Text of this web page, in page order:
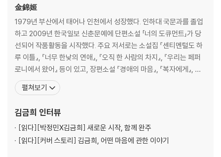
직 생장만을 도모하면서 주어진 상황에서 자신이 할 수 있는 일을 착실히
수행하는 모습을 보여준다.
복잡다단한 인간사에 초연한 채, 무언가를 해치는 일 없이, 각자의 본능적
인 삶의 실천만을 이어가는 식물들이 이룩한 발코니 속 별세계를 묘사하는
김금희의 산문들을 읽다보면 어느새 주어진 현실을 단순하게 바라보며 ‘살
아가는 것’ 자체를 삶의 명확한 목표로 재설정하는 자신을 발견하게 된다.
삶 이외의 다른 선택지를 손가락 사이로 흘려보내는 이러한 가뿐한 전환을
바로 ‘식물적 낙관’의 감각이다.
우리들의 세컨드 스텝 _092
올리브가 하는 일 _098
코로키아에 대해 비로소 알게 된 것 _104
참 괜찮은 제라늄 친구 _112
내가 아주 어렸을 때의 나무 _118
유기 식물 _124
3부 겨울은 녹록하게
메리 메리 크리스마스트리 _133
알로카시아의 겨울 _139
‘호더’가 되지 않기 위하여 _143
金錦姬
1979년 부산에서 태어나 인천에서 성장했다. 인하대 국문과를 졸업
하고 2009년 한국일보 신춘문예에 단편소설 「너의 도큐먼트」가 당
선되어 작품활동을 시작했다. 주요 저서로는 소설집 『센티멘털도 하
루 이틀』, 『너무 한낮의 연애』, 『오직 한 사람의 차지』, 『우리는 페퍼
로니에서 왔어』 등이 있고, 장편소설 『경애의 마음』, 『복자에게』, 중
편소설 『나의 사랑, 매기』, 짧은 소설 『나는 그것에 대해 아주 오랫동
안 생각해』, 산문집 『사랑 밖의 모든 말들』 등이 있다. 앤솔러지 『놀이
2016년 젊은작가상
펼쳐보기
김금희 인터뷰
[읽다][박정민X김금희] 새로운 시작, 함께 완주
[읽다][커버 스토리] 김금희, 어떤 마음에 관한 이야기